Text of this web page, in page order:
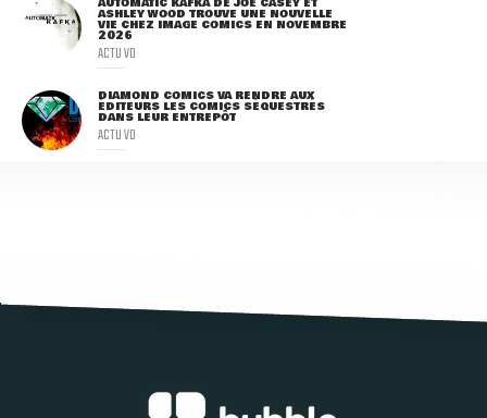
AUTOMATIC KAFKA DE JOE CASEY ET
ASHLEY WOOD TROUVE UNE NOUVELLE
VIE CHEZ IMAGE COMICS EN NOVEMBRE
2026
ACTU VO
DIAMOND COMICS VA RENDRE AUX
ÉDITEURS LES COMICS SÉQUESTRÉS
DANS LEUR ENTREPÔT
ACTU VO